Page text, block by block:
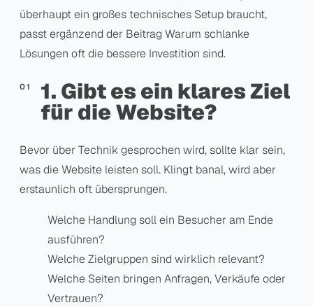
überhaupt ein großes technisches Setup braucht,
passt ergänzend der Beitrag Warum schlanke
Lösungen oft die bessere Investition sind.
1. Gibt es ein klares Ziel
für die Website?
Bevor über Technik gesprochen wird, sollte klar sein,
was die Website leisten soll. Klingt banal, wird aber
erstaunlich oft übersprungen.
Welche Handlung soll ein Besucher am Ende
ausführen?
Welche Zielgruppen sind wirklich relevant?
Welche Seiten bringen Anfragen, Verkäufe oder
Vertrauen?